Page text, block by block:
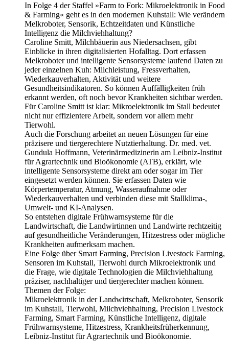
In Folge 4 der Staffel »Farm to Fork: Mikroelektronik in Food
& Farming« geht es in den modernen Kuhstall: Wie verändern
Melkroboter, Sensorik, Echtzeitdaten und Künstliche
Intelligenz die Milchviehhaltung?
Caroline Smitt, Milchbäuerin aus Niedersachsen, gibt
Einblicke in ihren digitalisierten Hofalltag. Dort erfassen
Melkroboter und intelligente Sensorsysteme laufend Daten zu
jeder einzelnen Kuh: Milchleistung, Fressverhalten,
Wiederkauverhalten, Aktivität und weitere
Gesundheitsindikatoren. So können Auffälligkeiten früh
erkannt werden, oft noch bevor Krankheiten sichtbar werden.
Für Caroline Smitt ist klar: Mikroelektronik im Stall bedeutet
nicht nur effizientere Arbeit, sondern vor allem mehr
Tierwohl.
Auch die Forschung arbeitet an neuen Lösungen für eine
präzisere und tiergerechtere Nutztierhaltung. Dr. med. vet.
Gundula Hoffmann, Veterinärmedizinerin am Leibniz-Institut
für Agrartechnik und Bioökonomie (ATB), erklärt, wie
intelligente Sensorsysteme direkt am oder sogar im Tier
eingesetzt werden können. Sie erfassen Daten wie
Körpertemperatur, Atmung, Wasseraufnahme oder
Wiederkauverhalten und verbinden diese mit Stallklima-,
Umwelt- und KI-Analysen.
So entstehen digitale Frühwarnsysteme für die
Landwirtschaft, die Landwirtinnen und Landwirte rechtzeitig
auf gesundheitliche Veränderungen, Hitzestress oder mögliche
Krankheiten aufmerksam machen.
Eine Folge über Smart Farming, Precision Livestock Farming,
Sensoren im Kuhstall, Tierwohl durch Mikroelektronik und
die Frage, wie digitale Technologien die Milchviehhaltung
präziser, nachhaltiger und tiergerechter machen können.
Themen der Folge:
Mikroelektronik in der Landwirtschaft, Melkroboter, Sensorik
im Kuhstall, Tierwohl, Milchviehhaltung, Precision Livestock
Farming, Smart Farming, Künstliche Intelligenz, digitale
Frühwarnsysteme, Hitzestress, Krankheitsfrüherkennung,
Leibniz-Institut für Agrartechnik und Bioökonomie.